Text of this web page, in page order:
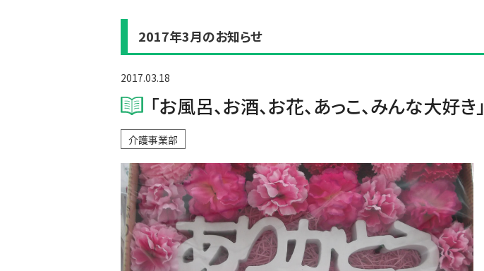
2017年3月のお知らせ
2017.03.18
「お風呂、お酒、お花、あっこ、みんな大好き」
介護事業部